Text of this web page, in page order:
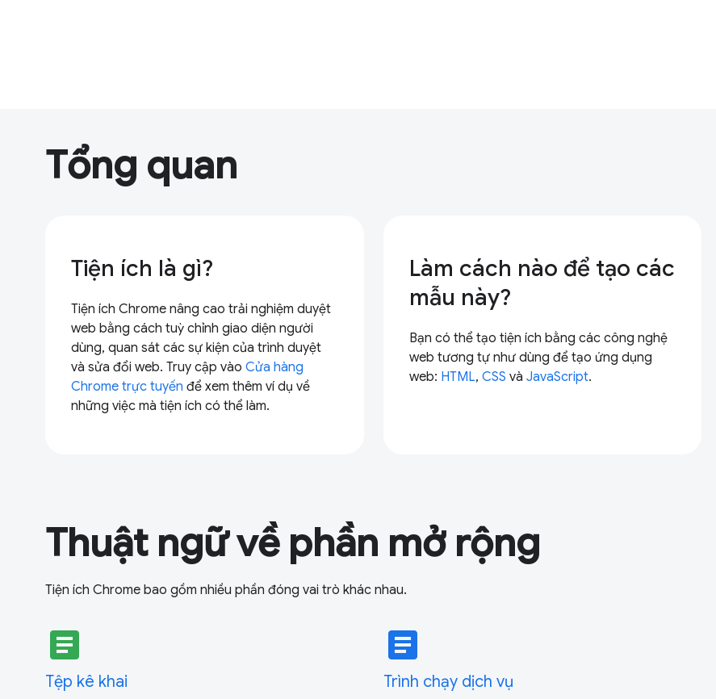
Tổng quan
Tiện ích là gì?
Tiện ích Chrome nâng cao trải nghiệm duyệt
web bằng cách tuỳ chỉnh giao diện người
dùng, quan sát các sự kiện của trình duyệt
và sửa đổi web. Truy cập vào Cửa hàng
Chrome trực tuyến để xem thêm ví dụ về
những việc mà tiện ích có thể làm.
Làm cách nào để tạo các
mẫu này?
Bạn có thể tạo tiện ích bằng các công nghệ
web tương tự như dùng để tạo ứng dụng
web: HTML, CSS và JavaScript.
Thuật ngữ về phần mở rộng
Tiện ích Chrome bao gồm nhiều phần đóng vai trò khác nhau.
article
Tệp kê khai
article
Trình chạy dịch vụ